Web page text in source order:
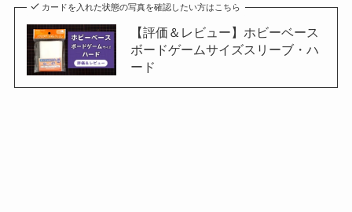
カードを入れた状態の写真を確認したい方はこちら
【評価＆レビュー】ホビーベース
ボードゲームサイズスリーブ・ハ
ード